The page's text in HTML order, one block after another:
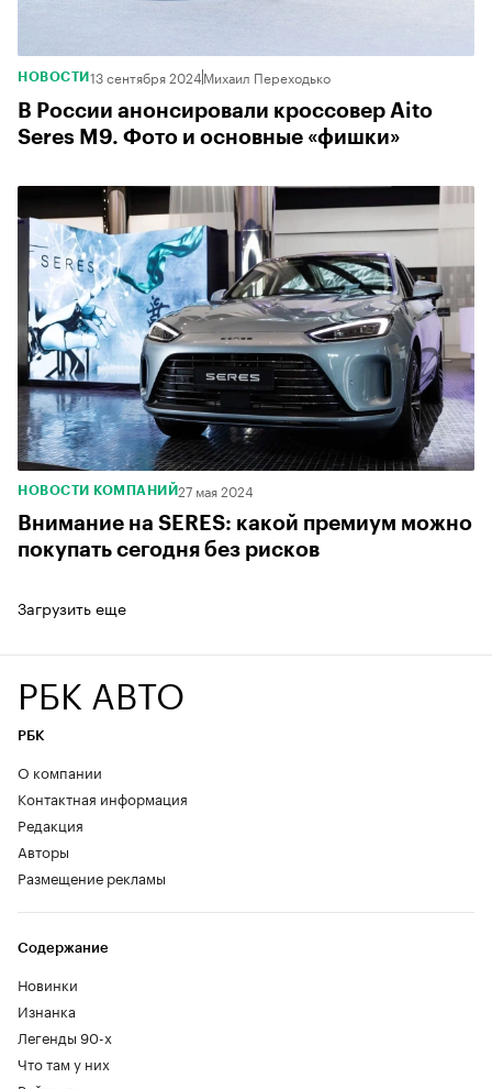
НОВОСТИ 13 сентября 2024Михаил Переходько
В России анонсировали кроссовер Aito
Seres M9. Фото и основные «фишки»
НОВОСТИ КОМПАНИЙ27 мая 2024
Внимание на SERES: какой премиум можно
покупать сегодня без рисков
Загрузить еще
РБК АВТО
РБК
О компании
Контактная информация
Редакция
Авторы
Размещение рекламы
Содержание
Новинки
Изнанка
Легенды 90-х
Что там у них